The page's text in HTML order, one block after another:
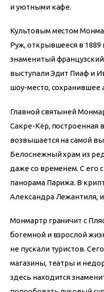
и уютными кафе.
Культовым местом
Руж, открывшееся в 1889
знаменитый
выступали Эдит Пиаф и
шоу-место, сохранившее
Главной святыней
Сакре-Кёр, построенная
возвышается на самой
Белоснежный храм из
даже со временем. С его
панорама Парижа. В
Александра Лежантиля,
Монмартр граничит с
богемной и взрослой
не пускали туристов.
магазины, театры и
здесь находится